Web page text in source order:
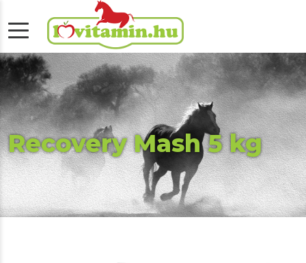
Recovery Mash 5 kg